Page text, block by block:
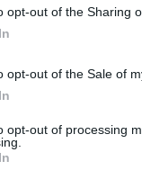
opt-out of the Sharing
opt-out of the Sale of
opt-out of processing